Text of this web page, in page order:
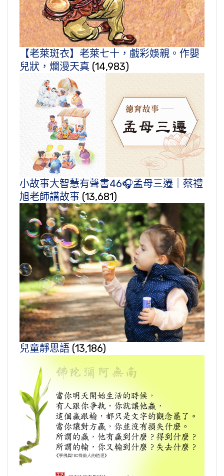
【老萊斑衣】老萊七十，戲彩娛親。作嬰
兒狀，爛漫天真 (14,983)
小故事大智慧有聲書46🎧孟母三遷｜蔡禮
旭老師講故事 (13,681)
兒童靜思語 (13,186)